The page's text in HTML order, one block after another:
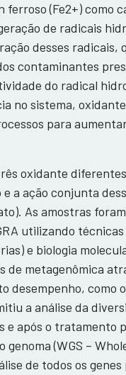
ferroso (Fe2+) como
de radicais
desses radicais,
contaminantes
do radical
no sistema,
para
oxidante
a ação conjunta
As amostras
utilizando técnicas
e biologia
de metagenômica
desempenho, como o
a análise da
e após o tratamento
(WGS –
de todos os